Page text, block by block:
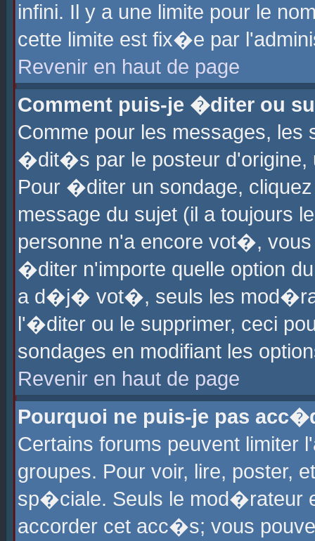
infini. Il y a une limite pour le
cette limite est fix�e par
Revenir en haut de page
Comment puis-je �diter ou
Comme pour les messages,
�dit�s par le posteur d'origine,
Pour �diter un sondage,
message du sujet (il a toujours
personne n'a encore vot�,
�diter n'importe quelle option
a d�j� vot�, seuls les
l'�diter ou le supprimer, ceci
sondages en modifiant les
Revenir en haut de page
Pourquoi ne puis-je pas
Certains forums peuvent
groupes. Pour voir, lire, poster,
sp�ciale. Seuls le mod�rateur
accorder cet acc�s; vous